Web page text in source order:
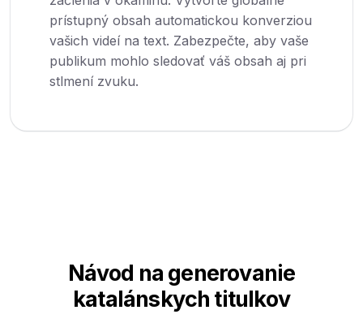
prístupný obsah automatickou konverziou
vašich videí na text. Zabezpečte, aby vaše
publikum mohlo sledovať váš obsah aj pri
stlmení zvuku.
Návod na generovanie
katalánskych titulkov